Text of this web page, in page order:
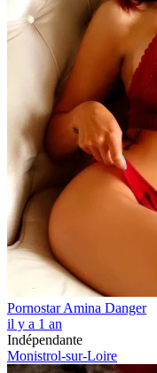
Pornostar Amina Danger
il y a 1 an
Indépendante
Monistrol-sur-Loire